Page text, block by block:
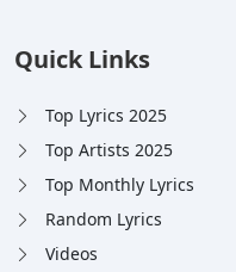
Quick Links
Top Lyrics 2025
Top Artists 2025
Top Monthly Lyrics
Random Lyrics
Videos